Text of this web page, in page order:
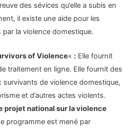
des sévices qu’elle a subis en
il existe une aide pour les
la violence domestique.
of Violence« : Elle fournit
traitement en ligne. Elle fournit des
survivants de violence domestique,
et d’autres actes violents.
projet national sur la violence
programme est mené par